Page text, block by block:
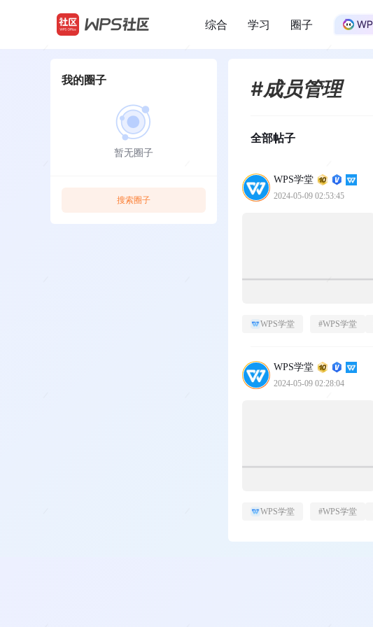
/
综合 学习 圈子
我的圈子
暂无圈子
搜索圈子
#成员管理
全部帖子
WPS学堂
2024-05-09 02:53:45
WPS学堂 #WPS学堂
WPS学堂
2024-05-09 02:28:04
WPS学堂 #WPS学堂